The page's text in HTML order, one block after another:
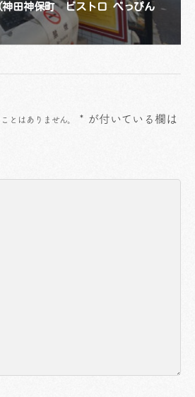
神田神保町 ビストロ べっぴん
とはありません。 * が付いている欄は